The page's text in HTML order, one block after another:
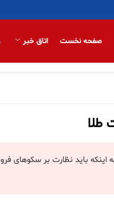
صفحه نخست اتاق خبر
طلا
اینکه باید نظارت بر